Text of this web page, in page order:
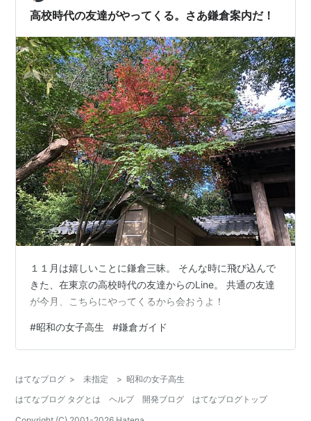
高校時代の友達がやってくる。さあ鎌倉案内だ！
１１月は嬉しいことに鎌倉三昧。 そんな時に飛び込んで
きた、在東京の高校時代の友達からのLine。 共通の友達
が今月、こちらにやってくるから会おうよ！
#昭和の女子高生 #鎌倉ガイド
はてなブログ > 未指定 > 昭和の女子高生
はてなブログ タグとは
ヘルプ 開発ブログ
はてなブログトップ